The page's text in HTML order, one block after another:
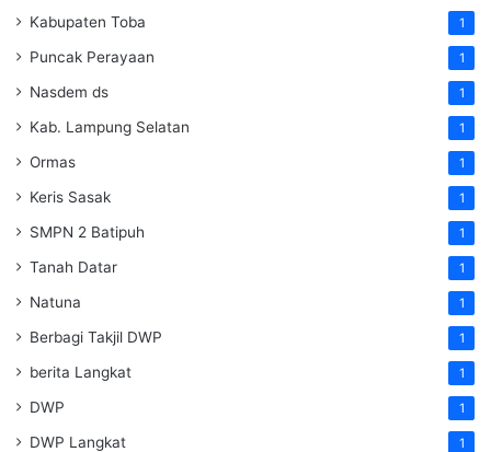
Kabupaten Toba 1
Puncak Perayaan 1
Nasdem ds 1
Kab. Lampung Selatan 1
Ormas 1
Keris Sasak 1
SMPN 2 Batipuh 1
Tanah Datar 1
Natuna 1
Berbagi Takjil DWP 1
berita Langkat 1
DWP 1
DWP Langkat 1